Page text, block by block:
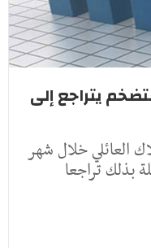
يتراجع إلى
العائلي خلال شهر
مسجلة بذلك تراجعا